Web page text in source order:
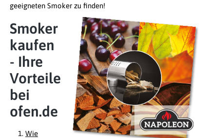
geeigneten Smoker zu finden!
Smoker
kaufen
- Ihre
Vorteile
bei
ofen.de
Wie